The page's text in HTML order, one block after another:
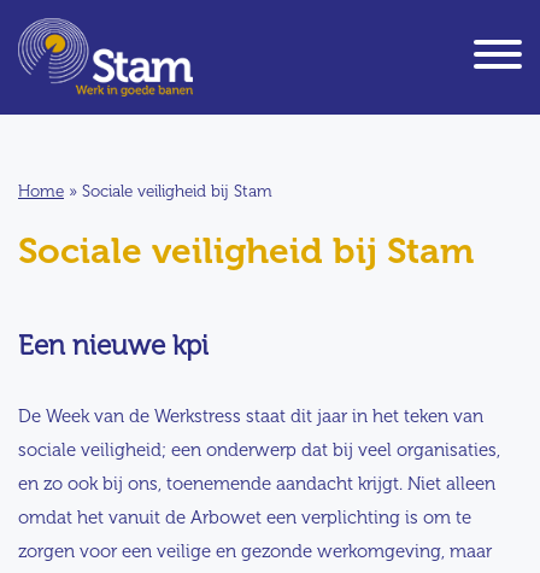
Home » Sociale veiligheid bij Stam
Sociale veiligheid bij Stam
Een nieuwe kpi
De Week van de Werkstress staat dit jaar in het teken van
sociale veiligheid; een onderwerp dat bij veel organisaties,
en zo ook bij ons, toenemende aandacht krijgt. Niet alleen
omdat het vanuit de Arbowet een verplichting is om te
zorgen voor een veilige en gezonde werkomgeving, maar